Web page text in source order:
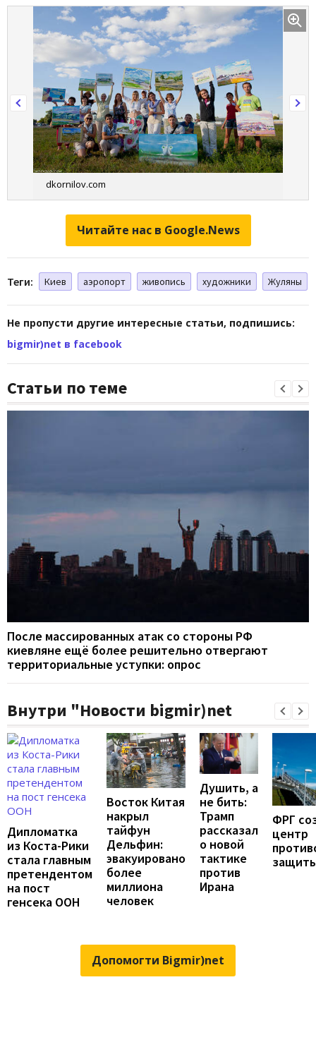
dkornilov.com
Читайте нас в Google.News
Теги: Киев аэропорт живопись художники Жуляны
Не пропусти другие интересные статьи, подпишись:
bigmir)net в facebook
Статьи по теме
После массированных атак со стороны РФ
киевляне ещё более решительно отвергают
территориальные уступки: опрос
Внутри "Новости bigmir)net
Дипломатка
из Коста-Рики
стала главным
претендентом
на пост
генсека ООН
Восток Китая
накрыл
тайфун
Дельфин:
эвакуировано
более
миллиона
человек
Душить, а
не бить:
Трамп
рассказал
о новой
тактике
против
Ирана
ФРГ
центр
Допомогти Bigmir)net